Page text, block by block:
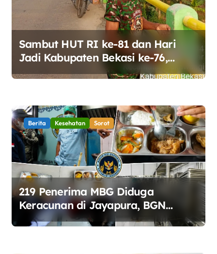
Sambut HUT RI ke-81 dan Hari
Jadi Kabupaten Bekasi ke-76,
Pemdes Muara bakti Gotong
Berita Kesehatan Sorot
219 Penerima MBG Diduga
Keracunan di Jayapura, BGN
Perketat Pengawasan Keamanan